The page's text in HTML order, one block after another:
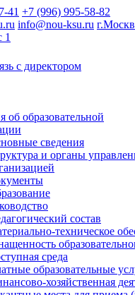
41 +7 (996) 995-58-82
info@nou-ksu.ru
1
с директором
об образовательной
сведения
и органы
состав
техническое
среда
образовательные
хозяйственная